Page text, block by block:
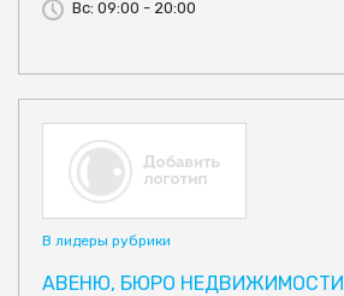
Вс: 09:00 - 20:00
В лидеры рубрики
АВЕНЮ, БЮРО НЕДВИЖИМОСТИ